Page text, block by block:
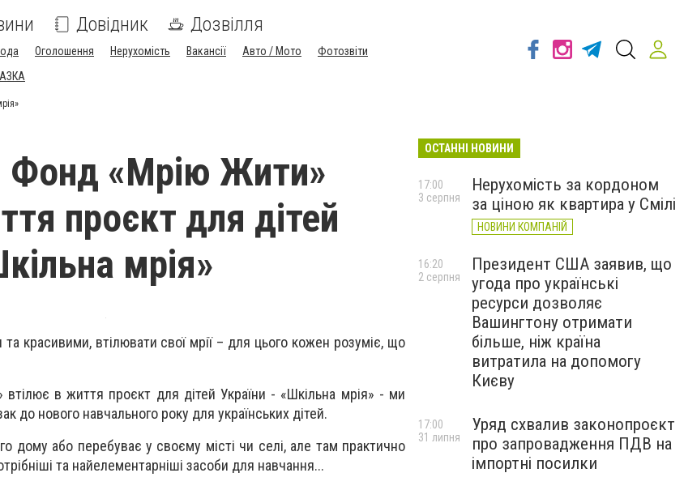
Довідник Дозвілля
Оголошення Нерухомість Вакансії Авто / Мото
Фотозвіти
Фонд «Мрію Жити»
проєкт для дітей
мрія»
красивими, втілювати свої мрії – для цього кожен розуміє, що
в життя проєкт для дітей України - «Шкільна мрія» - ми
до нового навчального року для українських дітей.
дому або перебуває у своєму місті чи селі, але там практично
та найелементарніші засоби для навчання...
ОСТАННІ НОВИНИ
Нерухомість за кордоном
за ціною як квартира у Смілі
НОВИНИ КОМПАНІЙ
17:00
3 серпня
Президент США заявив, що
угода про українські
ресурси дозволяє
Вашингтону отримати
більше, ніж країна
витратила на допомогу
Києву
16:20
2 серпня
Уряд схвалив законопроєкт
про запровадження ПДВ на
імпортні посилки
17:00
31 липня